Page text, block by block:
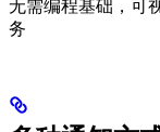
无需编程基础，可
务